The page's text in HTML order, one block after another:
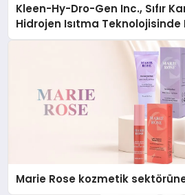
Kleen-Hy-Dro-Gen Inc., Sıfır
Hidrojen Isıtma Teknolojisinde
Düzenleyici Onaylarını Aldı
Marie Rose kozmetik